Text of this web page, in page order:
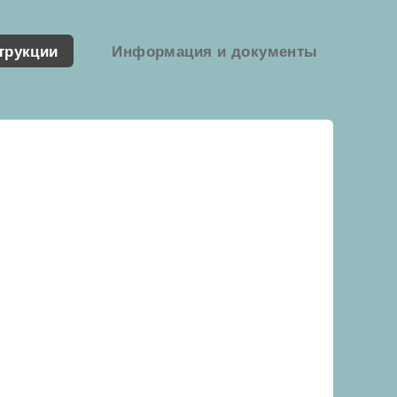
Информация и документы